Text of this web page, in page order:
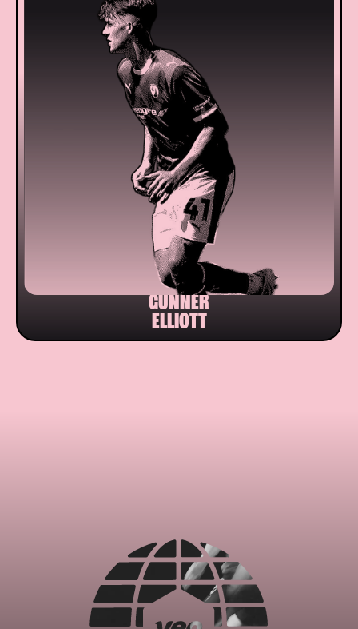
GUNNER
ELLIOTT